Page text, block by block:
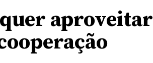
aproveitar